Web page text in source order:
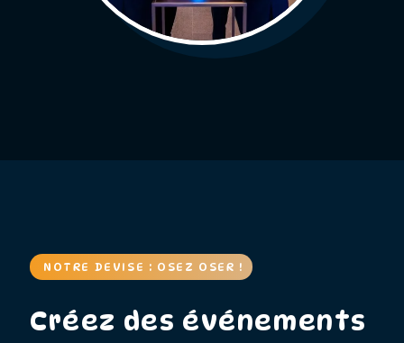
NOTRE DEVISE : OSEZ OSER !
Créez des événements